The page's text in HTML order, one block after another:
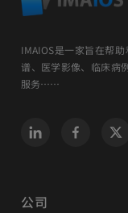
IMAIOS是一家旨在帮
谱、医学影像、临床病
服务……
公司